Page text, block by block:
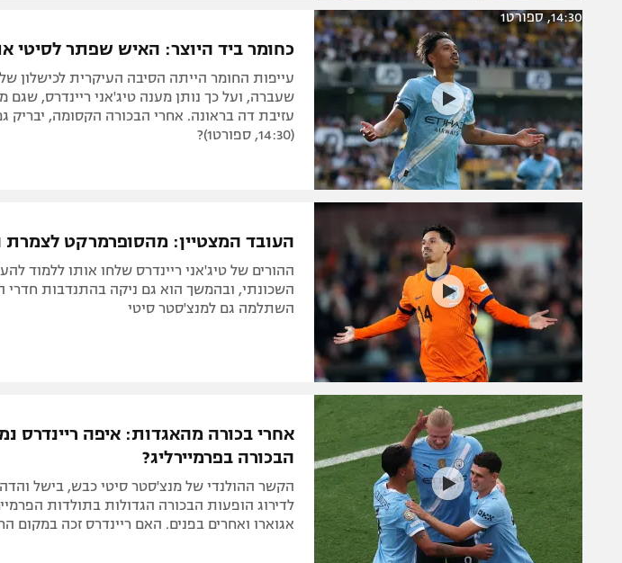
תגיות
המגזין
14:30, ספורט1
כחומר ביד היוצר: האיש שפתר לסיטי
עייפות החומר הייתה הסיבה העיקרית לכישלון
שעברה, ועל כך נותן מענה טיג'אני ריינדרס, שגם
עזיבת דה בראונה. אחרי הבכורה הקסומה,
(14:30, ספורט1)?
העובד המצטיין: מהסופרמרקט לצמרת
ההורים של טיג'אני ריינדרס שלחו אותו ללמוד
השכונתי, ובהמשך הוא גם ניקה בהתנדבות חדרי
השתלמה גם למנצ'סטר סיטי
אחרי בכורה מהאגדות: איפה ריינדרס
הבכורה בפרמיירליג?
הקשר ההולנדי של מנצ'סטר סיטי כבש, בישל
לדירוג הופעות הבכורה הגדולות בתולדות
אגוארו ואחרים בפנים. האם ריינדרס זכה במקום